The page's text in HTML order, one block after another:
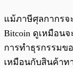
แม้ภาษีศุลกากร
Bitcoin ดูเหมือน
การทำธุรกรรม
เหมือนกับสินค้าท